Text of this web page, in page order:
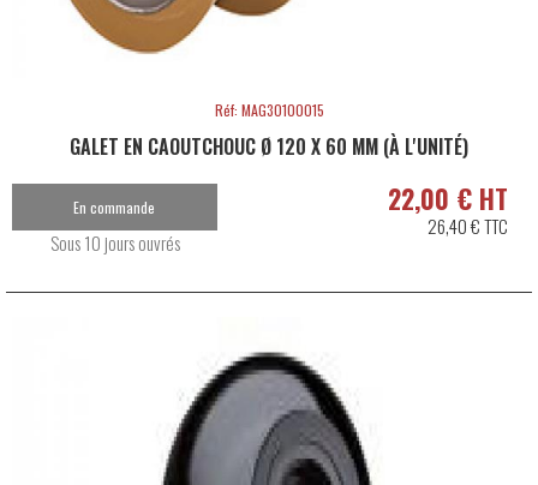
Réf: MAG30100015
GALET EN CAOUTCHOUC Ø 120 X 60 MM (À L'UNITÉ)
22,00 € HT
26,40 € TTC
En commande
Sous 10 jours ouvrés